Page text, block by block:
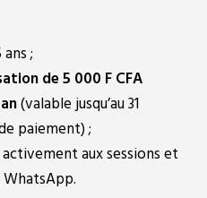
;
de 5 000 F CFA
(valable jusqu’au 31
paiement) ;
aux sessions et
WhatsApp.